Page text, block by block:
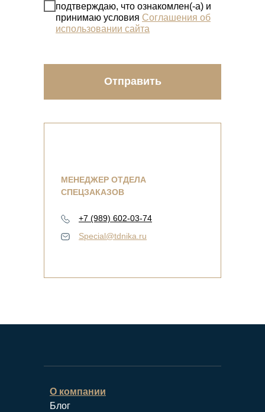
МЕНЕДЖЕР ОТДЕЛА
СПЕЦЗАКАЗОВ
+7 (989) 602-03-74
Special@tdnika.ru
подтверждаю, что ознакомлен(-а) и
принимаю условия Соглашения об
использовании сайта
Отправить
О компании
Блог